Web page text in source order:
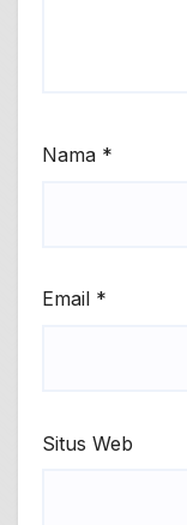
Nama *
Email *
Situs Web